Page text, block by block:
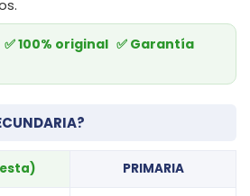
100% original ✅ Garantía
PRIMARIA